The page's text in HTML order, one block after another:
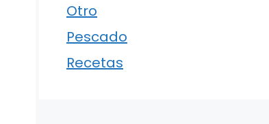
Otro
Pescado
Recetas